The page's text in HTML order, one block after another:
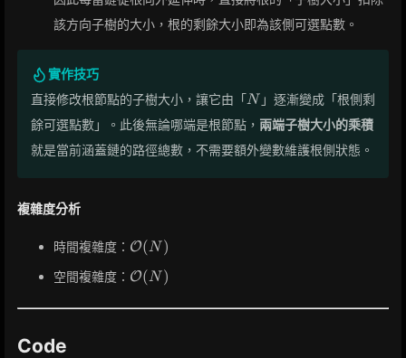
該方向子樹的大小，根的剩餘大小即為該側可選點數。
實作技巧
直接修改根節點的子樹大小，讓它由「 N
N 」逐漸變成「根側剩
餘可選點數」。此後無論哪端是根節點， 兩端子樹大小的乘積
就是當前涵蓋鏈的路徑總數，不需要額外變數維護根側狀態。
複雜度分析
時間複雜度： \mathcal{O}
O(N )
空間複雜度： \mathcal{O}
(N)
O(N )
Code